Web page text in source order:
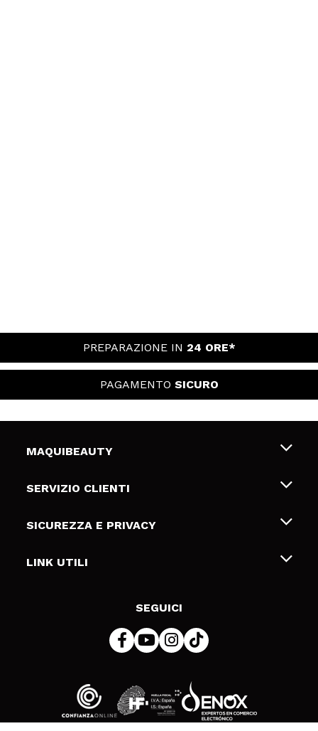
PREPARAZIONE IN 24 ORE*
PAGAMENTO SICURO
MAQUIBEAUTY
Chi siamo
Gift Cards
SERVIZIO CLIENTI
Spedizioni & Resi
Metodi di pagamamento
SICUREZZA E PRIVACY
Termini e condizioni
LINK UTILI
SEGUICI